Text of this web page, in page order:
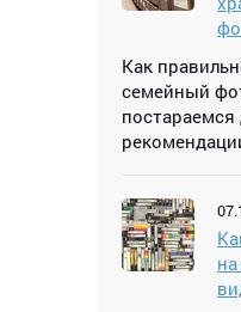
Как
семейный
постараемся